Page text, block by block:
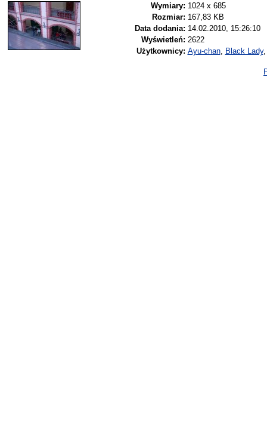
Wymiary: 1024 x 685
Rozmiar: 167,83 KB
Data dodania: 14.02.2010, 15:26:10
Wyświetleń: 2622
Użytkownicy: Ayu-chan, Black Lady